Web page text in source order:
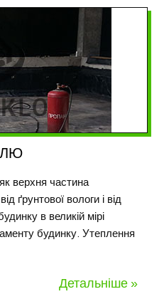
верхня частина
ґрунтової вологи і від
в великій мірі
будинку. Утеплення
Детальніше »